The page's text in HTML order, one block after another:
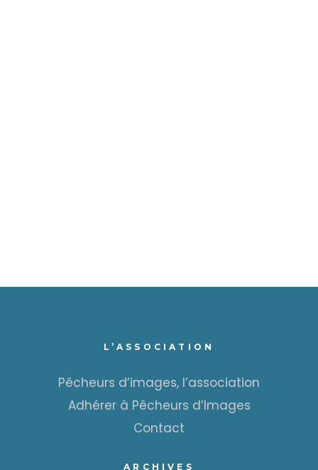
L’ASSOCIATION
Pêcheurs d’images, l’association
Adhérer à Pêcheurs d’Images
Contact
ARCHIVES